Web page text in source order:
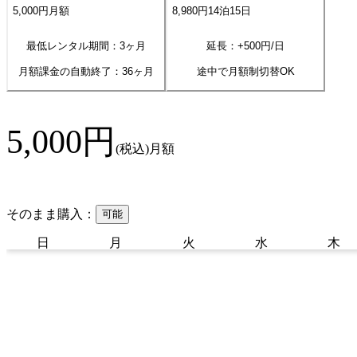
5,000円 月額
最低レンタル期間：3ヶ月
月額課金の自動終了： 36ヶ月
8,980円14泊15日
延長：+500円/日
途中で月額制切替OK
5,000円 (税込)月額
そのまま購入： 可能
日 月 火 水 木